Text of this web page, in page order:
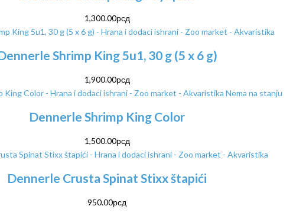
1,300.00рсд
Shrimp King 5u1, 30 g (5 x 6 g)
1,900.00рсд
Nema na stanju
Dennerle Shrimp King Color
1,500.00рсд
Dennerle Crusta Spinat Stixx štapići
950.00рсд